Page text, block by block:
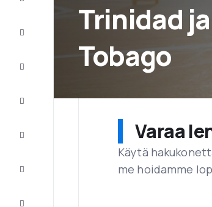
Tarjoukset
Trinidad
Tobago
Varaa
Käytä
me hoidamme